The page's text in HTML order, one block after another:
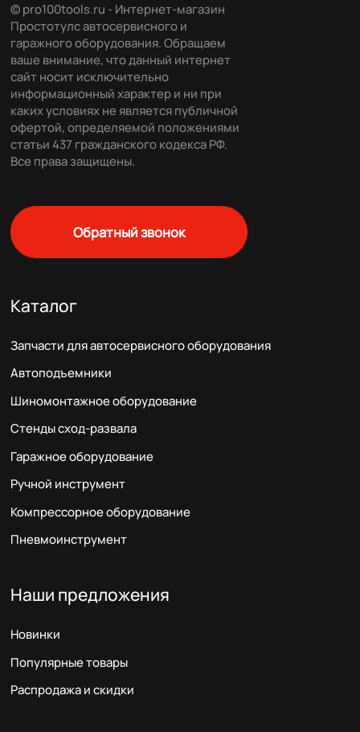
© pro100tools.ru - Интернет-магазин
Простотулс автосервисного и
гаражного оборудования. Обращаем
ваше внимание, что данный интернет
сайт носит исключительно
информационный характер и ни при
каких условиях не является публичной
офертой, определяемой положениями
статьи 437 гражданского кодекса РФ.
Все права защищены.
Обратный звонок
Каталог
Запчасти для автосервисного оборудования
Автоподъемники
Шиномонтажное оборудование
Стенды сход-развала
Гаражное оборудование
Ручной инструмент
Компрессорное оборудование
Пневмоинструмент
Наши предложения
Новинки
Популярные товары
Распродажа и скидки